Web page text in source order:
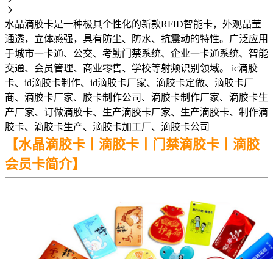
水晶滴胶卡是一种极具个性化的新款RFID智能卡，外观晶莹
通透，立体感强，具有防尘、防水、抗震动的特性。广泛应用
于城市一卡通、公交、考勤门禁系统、企业一卡通系统、智能
交通、会员管理、商业零售、学校等射频识别领域。 ic滴胶
卡、id滴胶卡制作、id滴胶卡厂家、滴胶卡定做、滴胶卡厂
商、滴胶卡厂家、胶卡制作公司、滴胶卡制作厂家、滴胶卡生
产厂家、订做滴胶卡、生产滴胶卡厂家、生产滴胶卡、制作滴
胶卡、滴胶卡生产、滴胶卡加工厂、滴胶卡公司
【水晶滴胶卡丨滴胶卡丨门禁滴胶卡丨滴胶
会员卡简介】